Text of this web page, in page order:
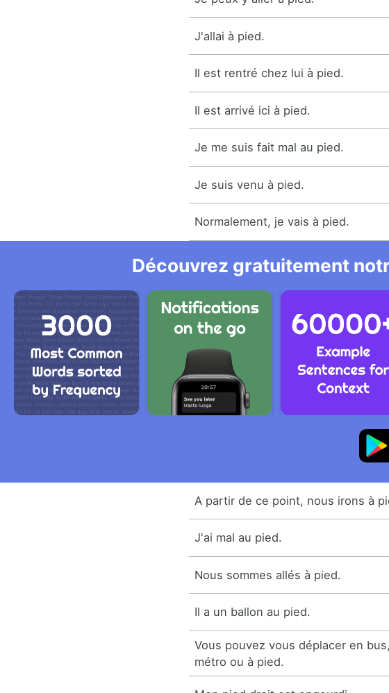
J'allai à pied.
Il est rentré chez lui à pied.
Il est arrivé ici à pied.
Je me suis fait mal au pied.
Je suis venu à pied.
Normalement, je vais à pied.
Découvrez gratuitement
A partir de ce point, nous irons à
J'ai mal au pied.
Nous sommes allés à pied.
Il a un ballon au pied.
Vous pouvez vous déplacer en
métro ou à pied.